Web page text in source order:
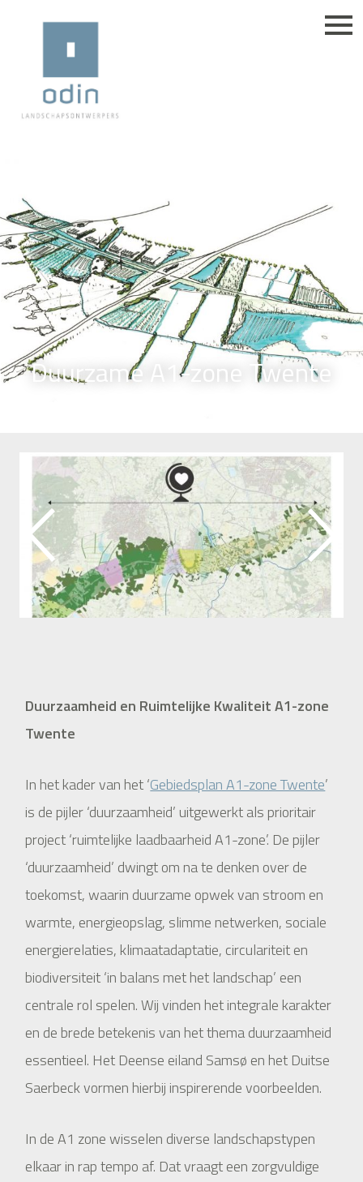
Duurzame A1-zone Twente
Duurzaamheid en Ruimtelijke Kwaliteit A1-zone
Twente
In het kader van het ‘Gebiedsplan A1-zone Twente’
is de pijler ‘duurzaamheid’ uitgewerkt als prioritair
project ‘ruimtelijke laadbaarheid A1-zone’. De pijler
‘duurzaamheid’ dwingt om na te denken over de
toekomst, waarin duurzame opwek van stroom en
warmte, energieopslag, slimme netwerken, sociale
energierelaties, klimaatadaptatie, circulariteit en
biodiversiteit ‘in balans met het landschap’ een
centrale rol spelen. Wij vinden het integrale karakter
en de brede betekenis van het thema duurzaamheid
essentieel. Het Deense eiland Samsø en het Duitse
Saerbeck vormen hierbij inspirerende voorbeelden.
In de A1 zone wisselen diverse landschapstypen
elkaar in rap tempo af. Dat vraagt een zorgvuldige